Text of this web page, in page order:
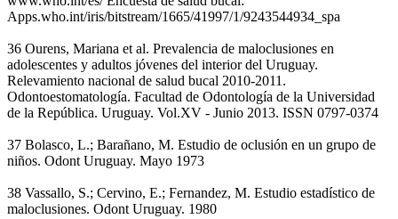
Apps.who.int/iris/bitstream/1665/41997/1/9243544934_spa
36 Ourens, Mariana et al. Prevalencia de maloclusiones en
adolescentes y adultos jóvenes del interior del Uruguay.
Relevamiento nacional de salud bucal 2010-2011.
Odontoestomatología. Facultad de Odontología de la Universidad
de la República. Uruguay. Vol.XV - Junio 2013. ISSN 0797-0374
37 Bolasco, L.; Barañano, M. Estudio de oclusión en un grupo de
niños. Odont Uruguay. Mayo 1973
38 Vassallo, S.; Cervino, E.; Fernandez, M. Estudio estadístico de
maloclusiones. Odont Uruguay. 1980